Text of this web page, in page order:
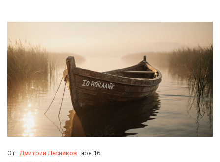
От Дмитрий Лесников ноя 16